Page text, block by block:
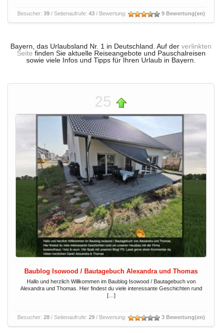
Besucher: 39/ Seitenaufrufe: 43/ Bewertung: 9 Bewertung(en)
Bayern, das Urlaubsland Nr. 1 in Deutschland. Auf der verlinkten
Seite finden Sie aktuelle Reiseangebote und Pauschalreisen
sowie viele Infos und Tipps für Ihren Urlaub in Bayern.
25
Baublog Isowood / Bautagebuch Alexandra und Thomas
Hallo und herzlich Willkommen im Baublog Isowood / Bautagebuch von
Alexandra und Thomas. Hier findest du viele interessante Geschichten rund
[…]
Besucher: 28/ Seitenaufrufe: 29/ Bewertung: 3 Bewertung(en)